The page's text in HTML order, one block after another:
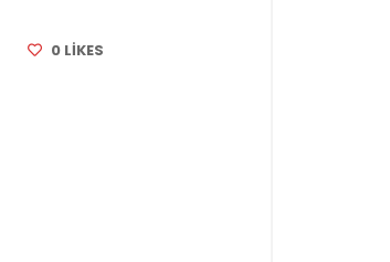
0 LIKES